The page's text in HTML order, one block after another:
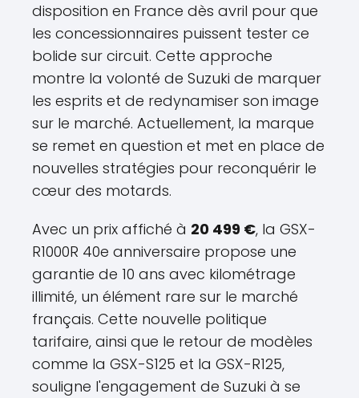
disposition en France dès avril pour que
les concessionnaires puissent tester ce
bolide sur circuit. Cette approche
montre la volonté de Suzuki de marquer
les esprits et de redynamiser son image
sur le marché. Actuellement, la marque
se remet en question et met en place de
nouvelles stratégies pour reconquérir le
cœur des motards.
Avec un prix affiché à 20 499 €, la GSX-
R1000R 40e anniversaire propose une
garantie de 10 ans avec kilométrage
illimité, un élément rare sur le marché
français. Cette nouvelle politique
tarifaire, ainsi que le retour de modèles
comme la GSX-S125 et la GSX-R125,
souligne l'engagement de Suzuki à se